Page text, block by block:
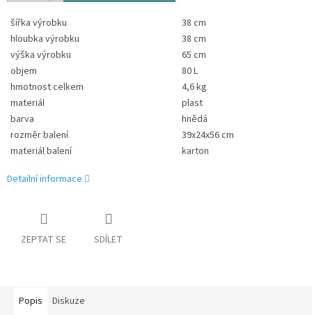
šířka výrobku
38 cm
hloubka výrobku
38 cm
výška výrobku
65 cm
objem
80 L
hmotnost celkem
4,6 kg
materiál
plast
barva
hnědá
rozměr balení
39x24x56 cm
materiál balení
karton
Detailní informace
ZEPTAT SE SDÍLET
Popis Diskuze